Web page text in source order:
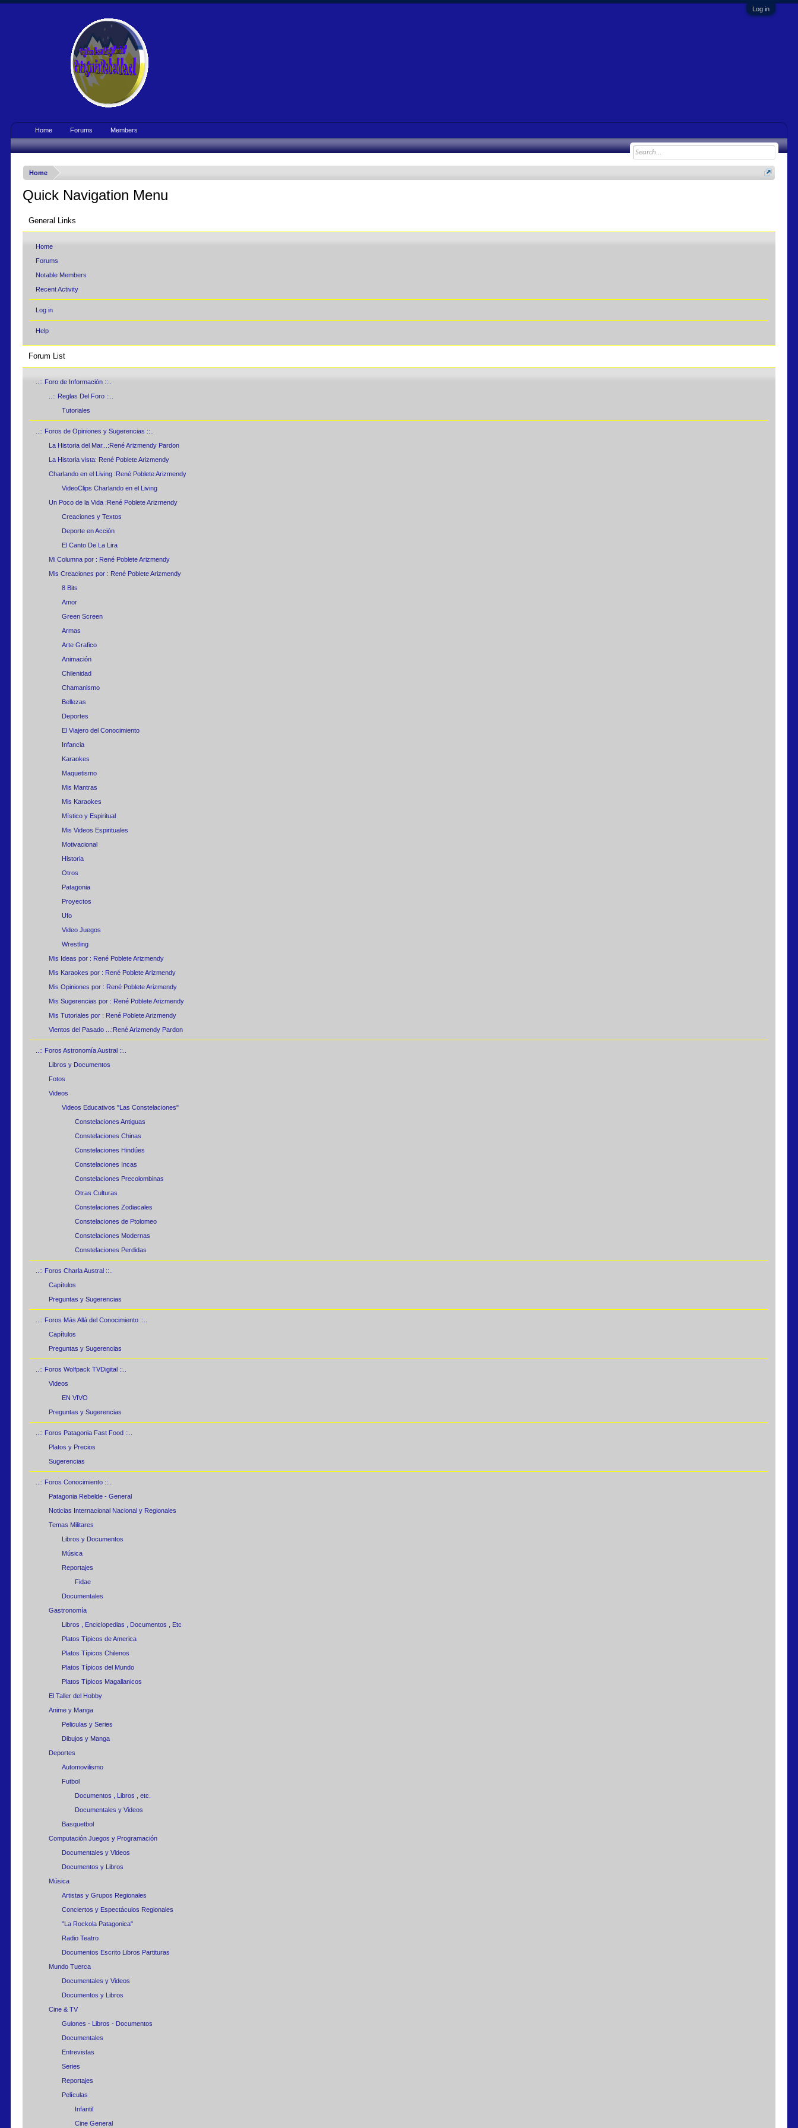
Log in
Home
Quick Navigation Menu
General Links
Home
Forums
Notable Members
Recent Activity
Log in
Help
Forum List
..:: Foro de Información ::..
..:: Reglas Del Foro ::..
Tutoriales
..:: Foros de Opiniones y Sugerencias ::..
La Historia del Mar...:René Arizmendy Pardon
La Historia vista: René Poblete Arizmendy
Charlando en el Living :René Poblete Arizmendy
VideoClips Charlando en el Living
Un Poco de la Vida :René Poblete Arizmendy
Creaciones y Textos
Deporte en Acción
El Canto De La Lira
Mi Columna por : René Poblete Arizmendy
Mis Creaciones por : René Poblete Arizmendy
8 Bits
Amor
Green Screen
Armas
Arte Grafico
Animación
Chilenidad
Chamanismo
Bellezas
Deportes
El Viajero del Conocimiento
Infancia
Karaokes
Maquetismo
Mis Mantras
Mis Karaokes
Místico y Espiritual
Mis Videos Espirituales
Motivacional
Historia
Otros
Patagonia
Proyectos
Ufo
Video Juegos
Wrestling
Mis Ideas por : René Poblete Arizmendy
Mis Karaokes por : René Poblete Arizmendy
Mis Opiniones por : René Poblete Arizmendy
Mis Sugerencias por : René Poblete Arizmendy
Mis Tutoriales por : René Poblete Arizmendy
Vientos del Pasado ...:René Arizmendy Pardon
..:: Foros Astronomía Austral ::..
Libros y Documentos
Fotos
Videos
Videos Educativos "Las Constelaciones"
Constelaciones Antiguas
Constelaciones Chinas
Constelaciones Hindúes
Constelaciones Incas
Constelaciones Precolombinas
Otras Culturas
Constelaciones Zodiacales
Constelaciones de Ptolomeo
Constelaciones Modernas
Constelaciones Perdidas
..:: Foros Charla Austral ::..
Capítulos
Preguntas y Sugerencias
..:: Foros Más Allá del Conocimiento ::..
Capítulos
Preguntas y Sugerencias
..:: Foros Wolfpack TVDigital ::..
Videos
EN VIVO
Preguntas y Sugerencias
..:: Foros Patagonia Fast Food ::..
Platos y Precios
Sugerencias
..:: Foros Conocimiento ::..
Patagonia Rebelde - General
Noticias Internacional Nacional y Regionales
Temas Militares
Libros y Documentos
Música
Reportajes
Fidae
Documentales
Gastronomía
Libros , Enciclopedias , Documentos , Etc
Platos Típicos de America
Platos Típicos Chilenos
Platos Típicos del Mundo
Platos Típicos Magallanicos
El Taller del Hobby
Anime y Manga
Peliculas y Series
Dibujos y Manga
Deportes
Automovilismo
Futbol
Documentos , Libros , etc.
Documentales y Videos
Basquetbol
Computación Juegos y Programación
Documentales y Videos
Documentos y Libros
Música
Artistas y Grupos Regionales
Conciertos y Espectáculos Regionales
"La Rockola Patagonica"
Radio Teatro
Documentos Escrito Libros Partituras
Mundo Tuerca
Documentales y Videos
Documentos y Libros
Cine & TV
Guiones - Libros - Documentos
Documentales
Entrevistas
Series
Reportajes
Películas
Infantil
Cine General
Home Forums Members